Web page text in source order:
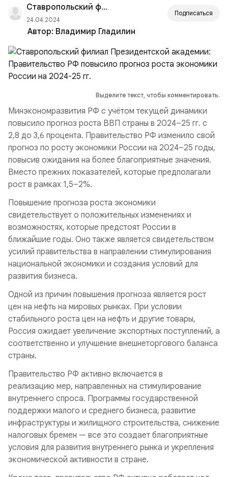
Ставропольский филиал РАНХиГС
24.04.2024
Подписаться
Автор: Владимир Гладилин
Выделите текст, чтобы комментировать.
Минэкономразвития РФ с учётом текущей динамики
повысило прогноз роста ВВП страны в 2024–25 гг. с
2,8 до 3,6 процента. Правительство РФ изменило свой
прогноз по росту экономики России на 2024–25 годы,
повысив ожидания на более благоприятные значения.
Вместо прежних показателей, которые предполагали
рост в рамках 1,5–2%.
Повышение прогноза роста экономики
свидетельствует о положительных изменениях и
возможностях, которые предстоят России в
ближайшие годы. Оно также является свидетельством
усилий правительства в направлении стимулирования
национальной экономики и создания условий для
развития бизнеса.
Одной из причин повышения прогноза является рост
цен на нефть на мировых рынках. При условии
стабильного роста цен на нефть и другие товары,
Россия ожидает увеличение экспортных поступлений, а
соответственно и улучшение внешнеторгового баланса
страны.
Правительство РФ активно включается в
реализацию мер, направленных на стимулирование
внутреннего спроса. Программы государственной
поддержки малого и среднего бизнеса, развитие
инфраструктуры и жилищного строительства, снижение
налоговых бремен — все это создает благоприятные
условия для развития внутреннего рынка и укрепления
экономической активности в стране.